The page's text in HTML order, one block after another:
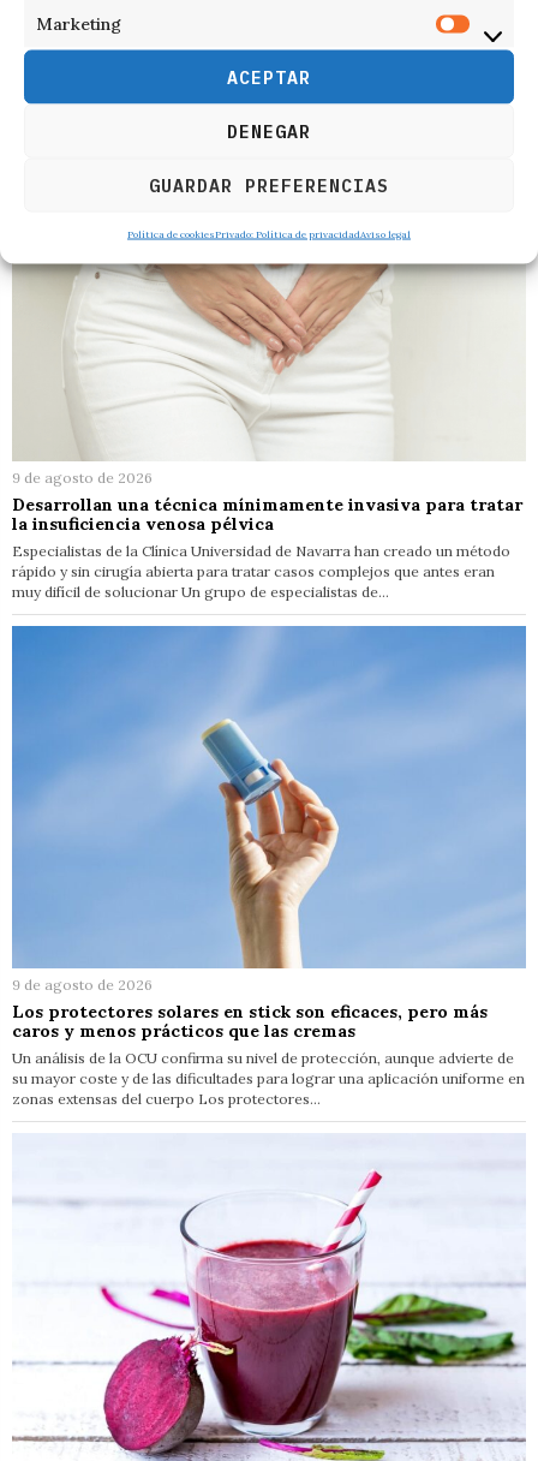
Marketing
ACEPTAR
DENEGAR
GUARDAR PREFERENCIAS
Política de cookiesPrivado: Política de privacidadAviso legal
RELACIONADOS
9 de agosto de 2026
Desarrollan una técnica mínimamente invasiva para tratar
la insuficiencia venosa pélvica
Especialistas de la Clínica Universidad de Navarra han creado un método
rápido y sin cirugía abierta para tratar casos complejos que antes eran
muy difícil de solucionar Un grupo de especialistas de…
9 de agosto de 2026
Los protectores solares en stick son eficaces, pero más
caros y menos prácticos que las cremas
Un análisis de la OCU confirma su nivel de protección, aunque advierte de
su mayor coste y de las dificultades para lograr una aplicación uniforme en
zonas extensas del cuerpo Los protectores…